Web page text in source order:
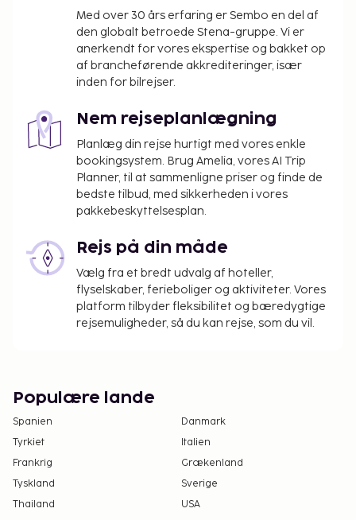
Med over 30 års erfaring er Sembo en del af
den globalt betroede Stena-gruppe. Vi er
anerkendt for vores ekspertise og bakket op
af brancheførende akkrediteringer, især
inden for bilrejser.
Nem rejseplanlægning
Planlæg din rejse hurtigt med vores enkle
bookingsystem. Brug Amelia, vores AI Trip
Planner, til at sammenligne priser og finde de
bedste tilbud, med sikkerheden i vores
pakkebeskyttelsesplan.
Rejs på din måde
Vælg fra et bredt udvalg af hoteller,
flyselskaber, ferieboliger og aktiviteter. Vores
platform tilbyder fleksibilitet og bæredygtige
rejsemuligheder, så du kan rejse, som du vil.
Populære lande
Spanien
Danmark
Tyrkiet
Italien
Frankrig
Grækenland
Tyskland
Sverige
Thailand
USA